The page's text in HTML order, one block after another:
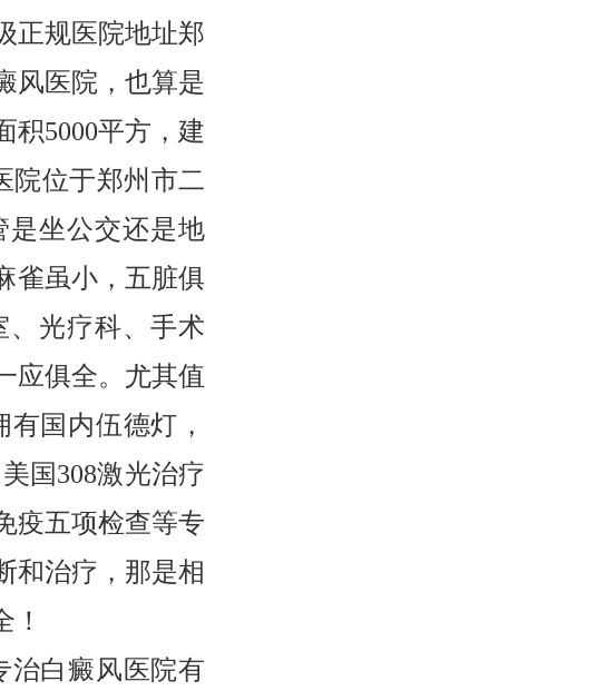
正规医院地址郑
风医院，也算是
积5000平方，建
院位于郑州市二
是坐公交还是地
雀虽小，五脏俱
光疗科、手术
应俱全。尤其值
国内伍德灯，
国308激光治疗
疫五项检查等专
和治疗，那是相
！
治白癜风医院有